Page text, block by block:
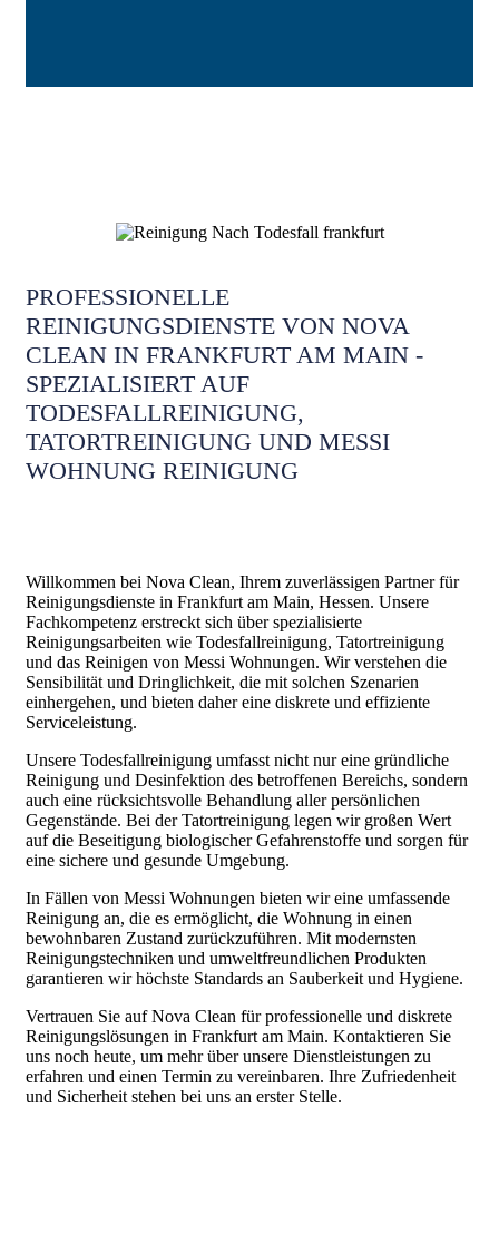
PROFESSIONELLE
REINIGUNGSDIENSTE VON NOVA
CLEAN IN FRANKFURT AM MAIN -
SPEZIALISIERT AUF
TODESFALLREINIGUNG,
TATORTREINIGUNG UND MESSI
WOHNUNG REINIGUNG
Willkommen bei Nova Clean, Ihrem zuverlässigen Partner für
Reinigungsdienste in Frankfurt am Main, Hessen. Unsere
Fachkompetenz erstreckt sich über spezialisierte
Reinigungsarbeiten wie Todesfallreinigung, Tatortreinigung
und das Reinigen von Messi Wohnungen. Wir verstehen die
Sensibilität und Dringlichkeit, die mit solchen Szenarien
einhergehen, und bieten daher eine diskrete und effiziente
Serviceleistung.
Unsere Todesfallreinigung umfasst nicht nur eine gründliche
Reinigung und Desinfektion des betroffenen Bereichs, sondern
auch eine rücksichtsvolle Behandlung aller persönlichen
Gegenstände. Bei der Tatortreinigung legen wir großen Wert
auf die Beseitigung biologischer Gefahrenstoffe und sorgen für
eine sichere und gesunde Umgebung.
In Fällen von Messi Wohnungen bieten wir eine umfassende
Reinigung an, die es ermöglicht, die Wohnung in einen
bewohnbaren Zustand zurückzuführen. Mit modernsten
Reinigungstechniken und umweltfreundlichen Produkten
garantieren wir höchste Standards an Sauberkeit und Hygiene.
Vertrauen Sie auf Nova Clean für professionelle und diskrete
Reinigungslösungen in Frankfurt am Main. Kontaktieren Sie
uns noch heute, um mehr über unsere Dienstleistungen zu
erfahren und einen Termin zu vereinbaren. Ihre Zufriedenheit
und Sicherheit stehen bei uns an erster Stelle.